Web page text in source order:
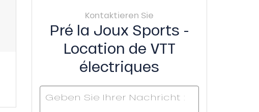
Kontaktieren Sie
Pré la Joux Sports -
Location de VTT
électriques